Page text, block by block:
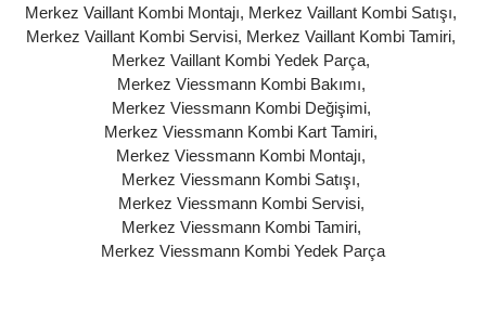
Merkez Vaillant Kombi Montajı, Merkez Vaillant Kombi Satışı,
Merkez Vaillant Kombi Servisi, Merkez Vaillant Kombi Tamiri,
Merkez Vaillant Kombi Yedek Parça,
Merkez Viessmann Kombi Bakımı,
Merkez Viessmann Kombi Değişimi,
Merkez Viessmann Kombi Kart Tamiri,
Merkez Viessmann Kombi Montajı,
Merkez Viessmann Kombi Satışı,
Merkez Viessmann Kombi Servisi,
Merkez Viessmann Kombi Tamiri,
Merkez Viessmann Kombi Yedek Parça